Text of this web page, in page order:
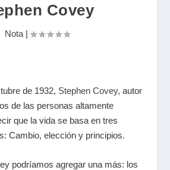
Covey
Nota|
de 1932, Stephen Covey, autor
de las personas altamente
que la vida se basa en tres
Cambio, elección y principios.
podríamos agregar una más: los